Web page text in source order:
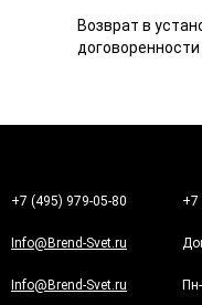
Возврат в
+7 (495) 979-05-80 +7
Info@Brend-Svet.ru
Info@Brend-Svet.ru